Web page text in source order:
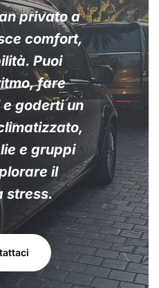
privato a
comfort,
Puoi
fare
goderti un
e gruppi
il
stress.